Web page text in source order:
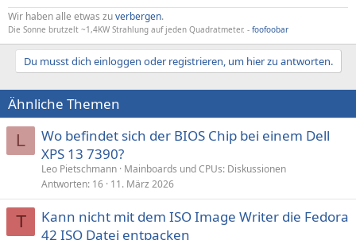
Wir haben alle etwas zuverbergen.
Die Sonne brutzelt ~1,4KW Strahlung auf jeden Quadratmeter. - foofoobar
Du musst dich einloggen oder registrieren, um hier zu antworten.
Ähnliche Themen
L
Wo befindet sich der BIOS Chip bei einem Dell
XPS 13 7390?
Leo Pietschmann Mainboards und CPUs: Diskussionen
Antworten 16 11. März 2026
T
Kann nicht mit dem ISO Image Writer die Fedora
42 ISO Datei entpacken